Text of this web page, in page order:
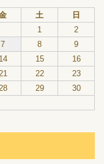
土
日
1
2
7 8
9
14 15
16
21 22
23
28 29
30